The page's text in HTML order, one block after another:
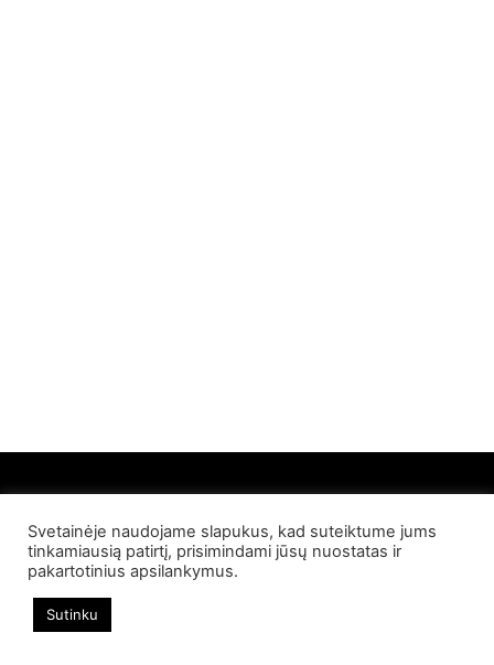
© 2022 Palangos NT. Visos teisės saugomos
Svetainėje naudojame slapukus, kad suteiktume jums
tinkamiausią patirtį, prisimindami jūsų nuostatas ir
pakartotinius apsilankymus.
Sutinku